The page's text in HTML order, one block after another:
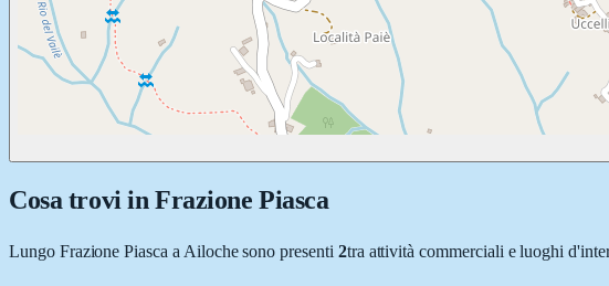
Cosa trovi in Frazione Piasca
Lungo Frazione Piasca a Ailochesono presenti 2tra attività commerciali e luoghi